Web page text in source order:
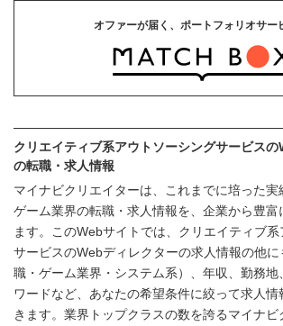
オファーが届く、ポートフォリオサー
クリエイティブ系アウトソーシングサービス
の転職・求人情報
マイナビクリエイターは、これまでに培った実
ゲーム業界の転職・求人情報を、企業から豊富
ます。このWebサイトでは、クリエイティブ
サービスのWebディレクターの求人情報の他
職・ゲーム業界・システム系）、年収、勤務地
ワードなど、あなたの希望条件に絞って求人
きます。業界トップクラスの数を誇るマイナ